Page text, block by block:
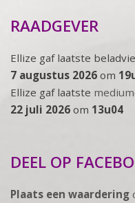
RAADGEVER
Ellize gaf laatste
7 augustus 2026 om
Ellize gaf laatste
22 juli 2026 om 13u04
DEEL OP
Plaats een waardering